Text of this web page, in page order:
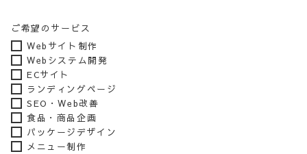
ご希望のサービス
Webサイト制作
Webシステム開発
ECサイト
ランディングページ
SEO・Web改善
食品・商品企画
パッケージデザイン
メニュー制作